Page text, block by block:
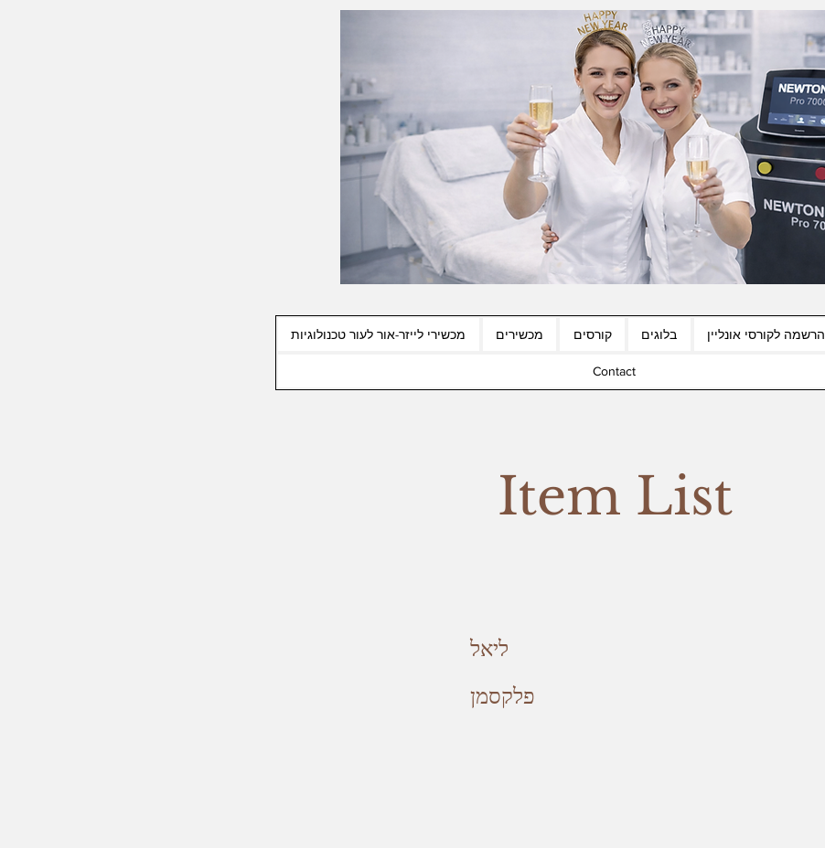
מכשירי לייזר-אור לעור טכנולוגיות מכשירים קורסים בלוגים הרשמה לקורסי אונליין
Contact
Item List
פלקסמן
ליאל